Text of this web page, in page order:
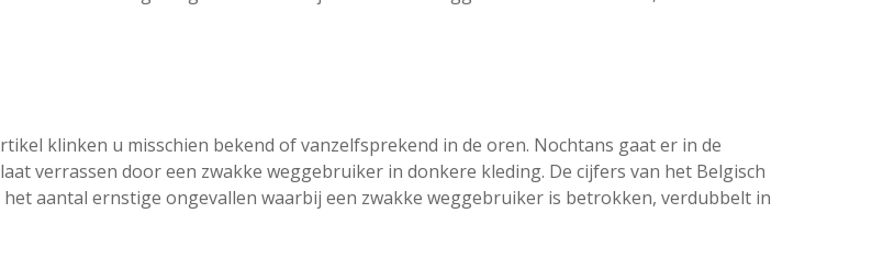
klinken u misschien bekend of vanzelfsprekend in de oren. Nochtans gaat er in de
verrassen door een zwakke weggebruiker in donkere kleding. De cijfers van het Belgisch
aantal ernstige ongevallen waarbij een zwakke weggebruiker is betrokken, verdubbelt in